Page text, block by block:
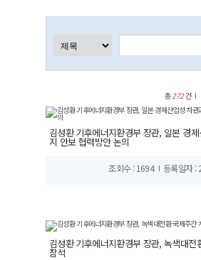
총272건
김성환 기후에너지환경부 장관, 일본 경
지 안보 협력방안 논의
조회수 : 1694 등록일자 :
김성환 기후에너지환경부 장관, 녹색대전
참석